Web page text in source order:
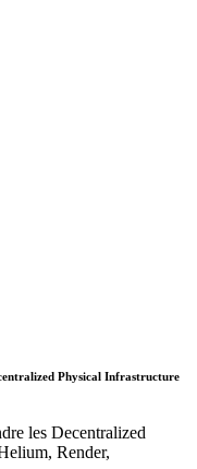
Physical Infrastructure
les Decentralized
Render,